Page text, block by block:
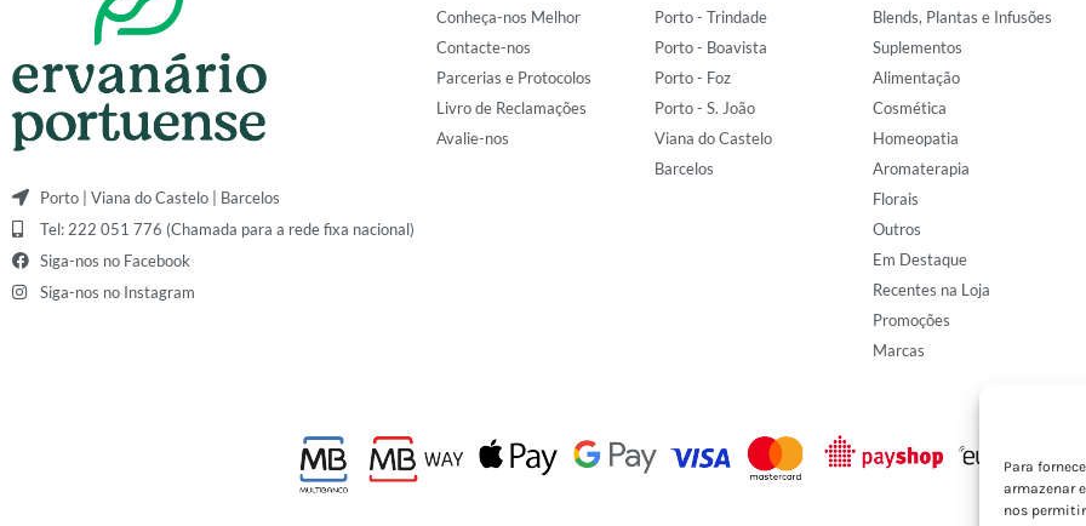
Para
armazenar
nos
Porto | Viana do Castelo | Barcelos
Tel: 222 051 776 (Chamada para a rede fixa nacional)
Siga-nos no Facebook
Siga-nos no Instagram
Conheça-nos Melhor
Contacte-nos
Parcerias e Protocolos
Livro de Reclamações
Avalie-nos
Porto - Trindade
Porto - Boavista
Porto - Foz
Porto - S. João
Viana do Castelo
Barcelos
Blends, Plantas e Infusões
Suplementos
Alimentação
Cosmética
Homeopatia
Aromaterapia
Florais
Outros
Em Destaque
Recentes na Loja
Promoções
Marcas